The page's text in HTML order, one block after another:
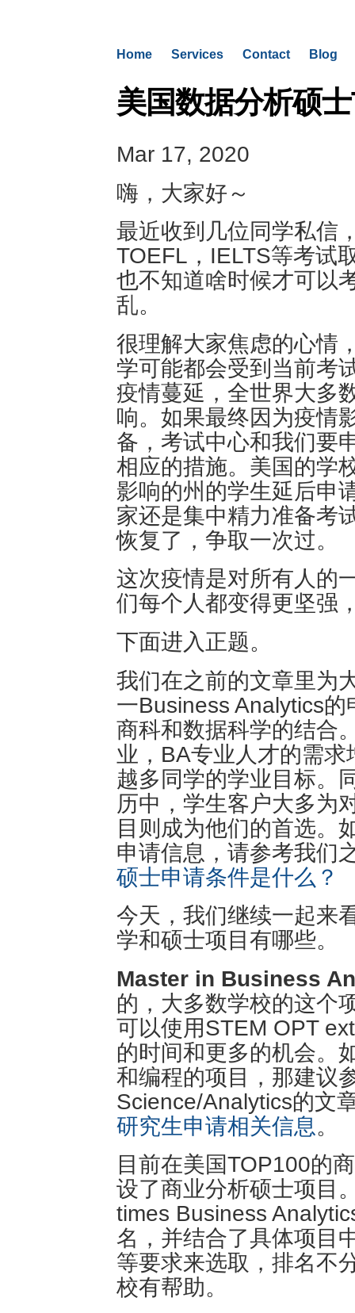
Home Services Contact Blog
美国数据分析硕
Mar 17, 2020
嗨，大家好～
最近收到几位同学私信
TOEFL，IELTS等考试
也不知道啥时候才可以
乱。
很理解大家焦虑的心情
学可能都会受到当前考
疫情蔓延，全世界大多
响。如果最终因为疫情
备，考试中心和我们要
相应的措施。美国的学
影响的州的学生延后申
家还是集中精力准备考
恢复了，争取一次过。
这次疫情是对所有人的
们每个人都变得更坚强
下面进入正题。
我们在之前的文章里为
一Business Analytics
商科和数据科学的结合
业，BA专业人才的需
越多同学的学业目标。
历中，学生客户大多为
目则成为他们的首选。
申请信息，请参考我们
硕士申请条件是什么？
今天，我们继续一起来
学和硕士项目有哪些。
Master in Business
的，大多数学校的这个
可以使用STEM OPT
的时间和更多的机会。
和编程的项目，那建议
Science/Analytics的文
研究生申请相关信息。
目前在美国TOP100的
设了商业分析硕士项目
times Business
名，并结合了具体项目
等要求来选取，排名不
校有帮助。